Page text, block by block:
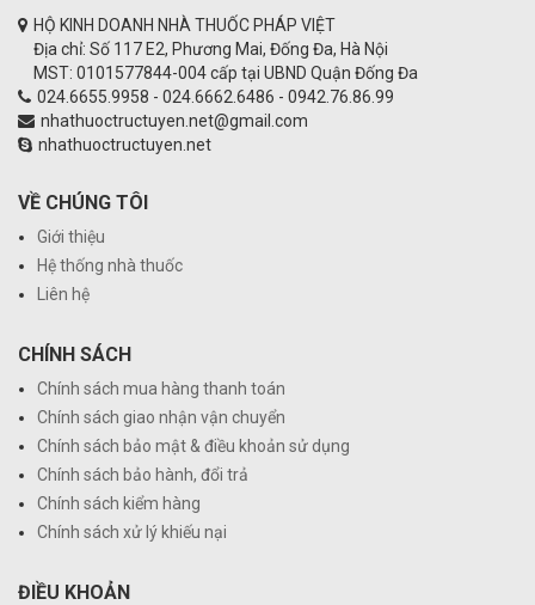
HỘ KINH DOANH NHÀ THUỐC PHÁP VIỆT
Địa chỉ: Số 117 E2, Phương Mai, Đống Đa, Hà Nội
MST: 0101577844-004 cấp tại UBND Quận Đống Đa
024.6655.9958 - 024.6662.6486 - 0942.76.86.99
nhathuoctructuyen.net@gmail.com
nhathuoctructuyen.net
VỀ CHÚNG TÔI
Giới thiệu
Hệ thống nhà thuốc
Liên hệ
CHÍNH SÁCH
Chính sách mua hàng thanh toán
Chính sách giao nhận vận chuyển
Chính sách bảo mật & điều khoản sử dụng
Chính sách bảo hành, đổi trả
Chính sách kiểm hàng
Chính sách xử lý khiếu nại
ĐIỀU KHOẢN